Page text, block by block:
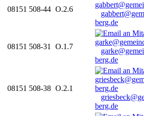
08151 508-44 O.2.6
berg.de
08151 508-31 O.1.7
berg.de
08151 508-38 O.2.1
berg.de